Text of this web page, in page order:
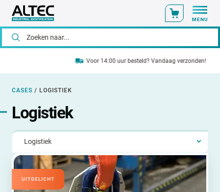
MENU
Voor 14:00 uur besteld? Vandaag verzonden!
CASES / LOGISTIEK
Logistiek
UITGELICHT